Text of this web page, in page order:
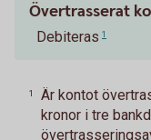
Övertrasserat
Debiteras 1
1
Är kontot
kronor i tre